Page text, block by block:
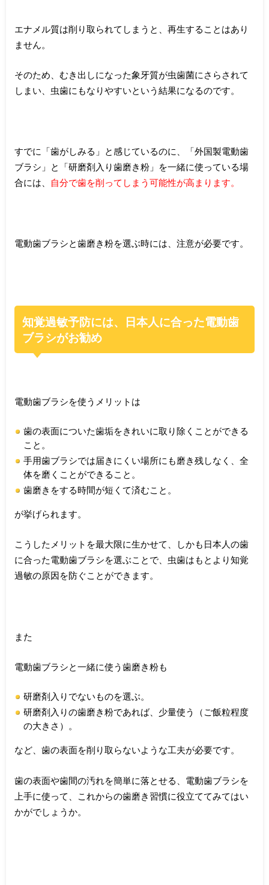
エナメル質は削り取られてしまうと、再生することはあり
ません。
そのため、むき出しになった象牙質が虫歯菌にさらされて
しまい、虫歯にもなりやすいという結果になるのです。
すでに「歯がしみる」と感じているのに、「外国製電動歯
ブラシ」と「研磨剤入り歯磨き粉」を一緒に使っている場
合には、
自分で歯を削ってしまう可能性が高まります。
電動歯ブラシと歯磨き粉を選ぶ時には、注意が必要です。
知覚過敏予防には、日本人に合った電動歯
ブラシがお勧め
電動歯ブラシを使うメリットは
歯の表面についた歯垢をきれいに取り除くことができる
こと。
手用歯ブラシでは届きにくい場所にも磨き残しなく、全
体を磨くことができること。
歯磨きをする時間が短くて済むこと。
が挙げられます。
こうしたメリットを最大限に生かせて、しかも日本人の歯
に合った電動歯ブラシを選ぶことで、虫歯はもとより知覚
過敏の原因を防ぐことができます。
また
電動歯ブラシと一緒に使う歯磨き粉も
研磨剤入りでないものを選ぶ。
研磨剤入りの歯磨き粉であれば、少量使う（ご飯粒程度
の大きさ）。
など、歯の表面を削り取らないような工夫が必要です。
歯の表面や歯間の汚れを簡単に落とせる、電動歯ブラシを
上手に使って、これからの歯磨き習慣に役立ててみてはい
かがでしょうか。